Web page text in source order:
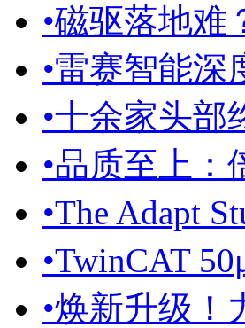
•磁驱落地难
•雷赛智能深
•十余家头部
•品质至上：
•The Adapt
•TwinCAT
•焕新升级！